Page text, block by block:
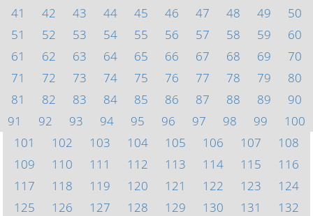
41
42 43 44 45 46 47 48 49
50
51
52 53 54 55 56 57 58 59
60
61
62 63 64 65 66 67 68 69
70
71
72 73 74 75 76 77 78 79
80
81
82 83 84 85 86 87 88 89
90
91
92 93 94 95 96 97 98 99
100
101
102 103 104 105 106 107
108
109
110 111 112 113 114 115
116
117
118 119 120 121 122 123
124
125
126 127 128 129 130 131
132